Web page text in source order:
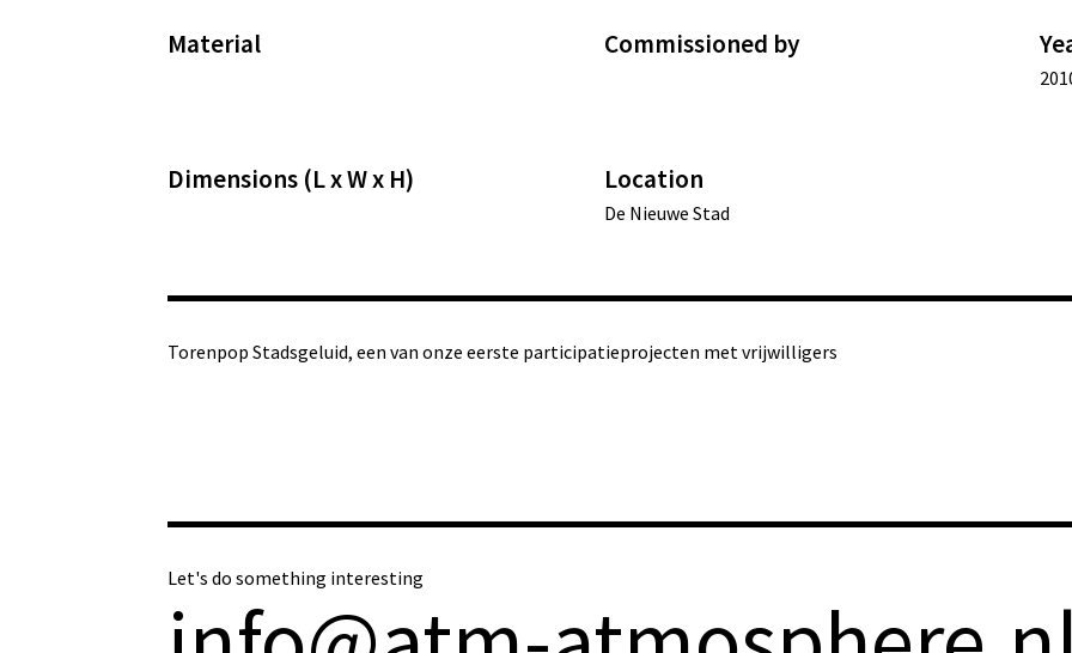
Commissioned by
Dimensions (L x W x H) Location
De Nieuwe Stad
Material
Torenpop Stadsgeluid, een van onze eerste participatieprojecten met vrijwilligers
Let's do something interesting